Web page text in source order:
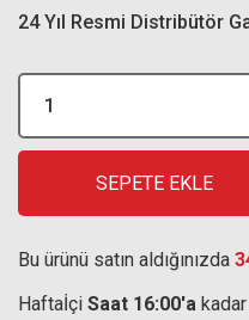
24 Yıl Resmi Distribütör
SEPETE EKLE
Bu ürünü satın aldığınızda
Haftaİçi Saat 16:00'a